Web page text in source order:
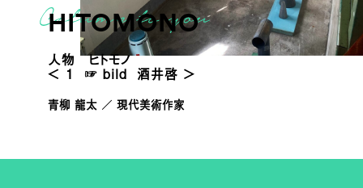
HITOMONO
人物 ヒトモノ
＜ 1 ☞ bild 酒井啓 ＞
青柳 龍太 ／ 現代美術作家